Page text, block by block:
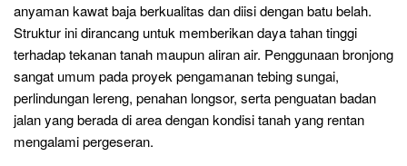
anyaman kawat baja berkualitas dan diisi dengan batu belah.
Struktur ini dirancang untuk memberikan daya tahan tinggi
terhadap tekanan tanah maupun aliran air. Penggunaan bronjong
sangat umum pada proyek pengamanan tebing sungai,
perlindungan lereng, penahan longsor, serta penguatan badan
jalan yang berada di area dengan kondisi tanah yang rentan
mengalami pergeseran.